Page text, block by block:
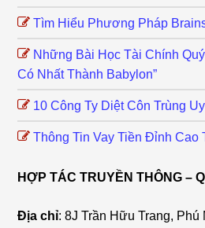
Tìm Hiểu Phương Pháp
Những Bài Học Tài Chính
Có Nhất Thành Babylon”
10 Công Ty Diệt Côn Trùng
Thông Tin Vay Tiền Đỉnh Cao
HỢP TÁC TRUYỀN THÔNG –
Địa chỉ: 8J Trần Hữu Trang, Phú